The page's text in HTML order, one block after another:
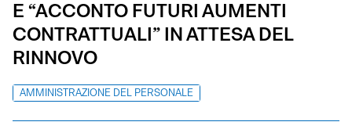
E “ACCONTO FUTURI AUMENTI
CONTRATTUALI” IN ATTESA DEL
RINNOVO
AMMINISTRAZIONE DEL PERSONALE